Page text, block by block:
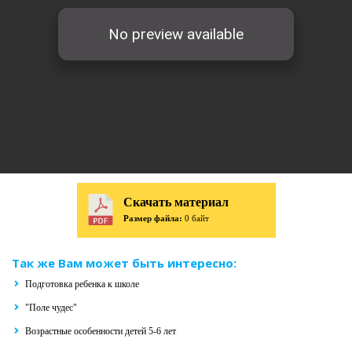
Скачать материал
Размер файла: 0 байт
Так же Вам может быть интересно:
Подготовка ребенка к школе
"Поле чудес"
Возрастные особенности детей 5-6 лет